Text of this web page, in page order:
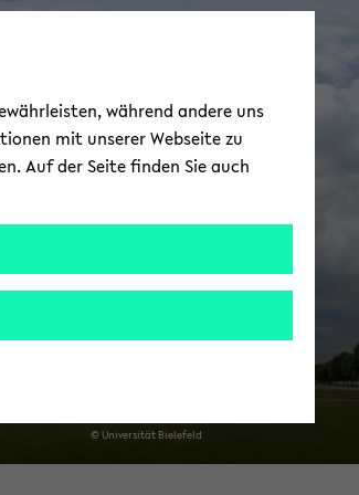
- BiSEd
© Uni­ver­si­tät Bie­le­feld
während andere uns
mit unserer Webseite zu
Auf der Seite finden Sie auch